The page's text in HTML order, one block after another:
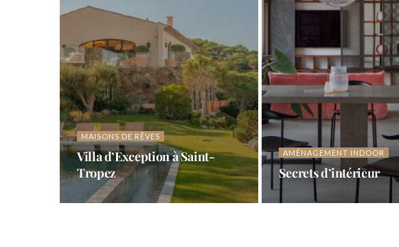
EVASION
Villa White Sun, Saint-
Barthélemy
EVASION
Keloha, la bien-aimée